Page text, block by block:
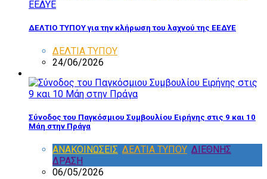
ΔΕΛΤΙΟ ΤΥΠΟΥ για την κλήρωση του λαχνού της ΕΕΔΥΕ
ΔΕΛΤΙΑ ΤΥΠΟΥ
24/06/2026
Σύνοδος του Παγκόσμιου Συμβουλίου Ειρήνης στις 9 και 10
Μάη στην Πράγα
ΑΝΑΚΟΙΝΩΣΕΙΣ ΔΕΛΤΙΑ ΤΥΠΟΥ ΔΙΕΘΝΗΣ
ΔΡΑΣΗ
06/05/2026